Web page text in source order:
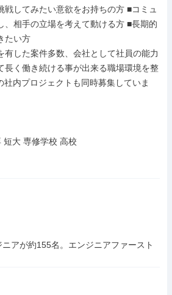
戦してみたい意欲をお持ちの方 ■コミュ
、相手の立場を考えて動ける方 ■長期的
たい方
有した案件多数、会社として社員の能力
長く働き続ける事が出来る職場環境を整
内プロジェクトも同時募集していま
短大 専修学校 高校
アが約155名。エンジニアファースト